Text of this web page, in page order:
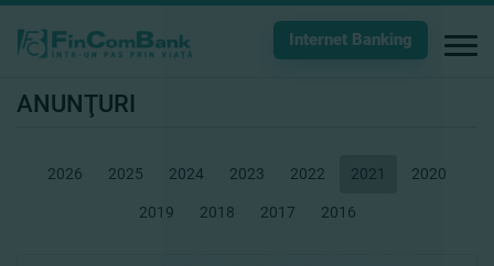
Internet Banking
ANUNŢURI
2026 2025 2024 2023 2022 2021 2020
2019 2018 2017 2016